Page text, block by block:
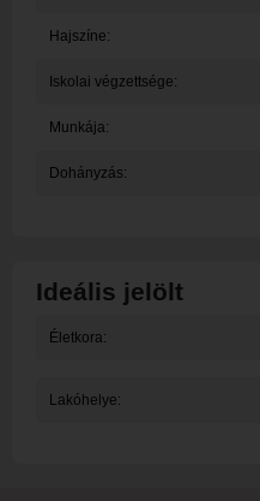
Hajszíne:
Iskolai végzettsége:
Munkája:
Dohányzás:
Ideális jelölt
Életkora:
Lakóhelye: